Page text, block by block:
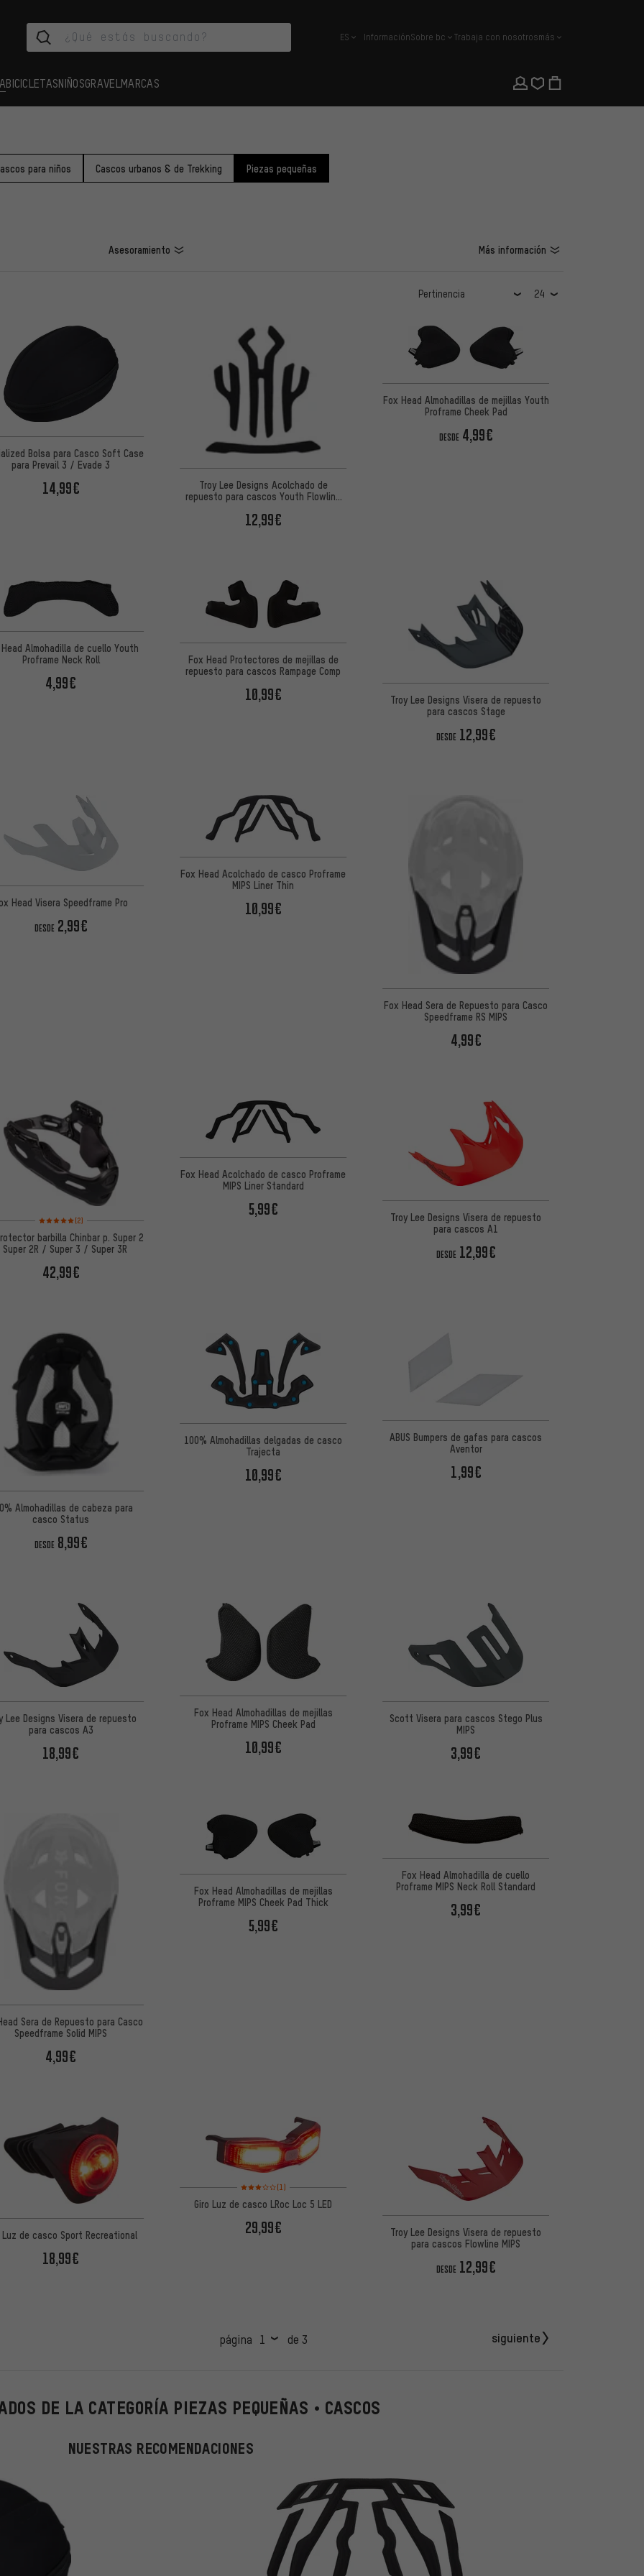
español
ES InformaciónSobre bc Trabaja con nosotrosmás
BICICLETASNIÑOSGRAVEL MARCAS
para niños Cascos urbanos & de Trekking Piezas pequeñas
Asesoramiento Más información
Bolsa para Casco Soft Case
para Prevail 3 / Evade 3
14,99€
Troy Lee Designs Acolchado de
repuesto para cascos Youth Flowline
12,99€
Fox Head Almohadillas de mejillas Youth
Proframe Cheek Pad
DESDE 4,99€
Almohadilla de cuello Youth
Proframe Neck Roll
4,99€
Fox Head Protectores de mejillas de
repuesto para cascos Rampage Comp
10,99€
Troy Lee Designs Visera de repuesto
para cascos Stage
DESDE 12,99€
Head Visera Speedframe Pro
DESDE 2,99€
Fox Head Acolchado de casco Proframe
MIPS Liner Thin
10,99€
Fox Head Sera de Repuesto para Casco
Speedframe RS MIPS
4,99€
Valoración media: 5 de 5 basada en 2 reseñas
(2)
barbilla Chinbar p. Super 2
2R / Super 3 / Super 3R
42,99€
Fox Head Acolchado de casco Proframe
MIPS Liner Standard
5,99€
Troy Lee Designs Visera de repuesto
para cascos A1
DESDE 12,99€
Almohadillas de cabeza para
casco Status
DESDE 8,99€
100% Almohadillas delgadas de casco
Trajecta
10,99€
ABUS Bumpers de gafas para cascos
Aventor
1,99€
Lee Designs Visera de repuesto
para cascos A3
18,99€
Fox Head Almohadillas de mejillas
Proframe MIPS Cheek Pad
10,99€
Scott Visera para cascos Stego Plus
MIPS
3,99€
Sera de Repuesto para Casco
Speedframe Solid MIPS
4,99€
Fox Head Almohadillas de mejillas
Proframe MIPS Cheek Pad Thick
5,99€
Fox Head Almohadilla de cuello
Proframe MIPS Neck Roll Standard
3,99€
Luz de casco Sport Recreational
18,99€
Valoración media: 3 de 5 basada en 1 reseñas
(1)
Giro Luz de casco LRoc Loc 5 LED
29,99€
Troy Lee Designs Visera de repuesto
para cascos Flowline MIPS
DESDE 12,99€
página de 3 siguiente
DE LA CATEGORÍA PIEZAS PEQUEÑAS • CASCOS
NUESTRAS RECOMENDACIONES